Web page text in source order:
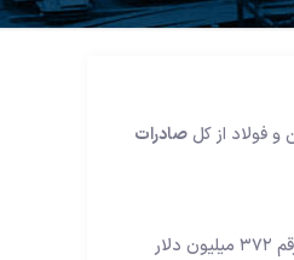
فولاد از کل صادرات
بررسی‌های اتاق بازرگانی، صنایع، معادن و کشاورزی تهران گویای آن است که میزان صادرات مس و مصنوعات آن در دوره این گزارش به رقم ۳۷۲ میلیون دلار